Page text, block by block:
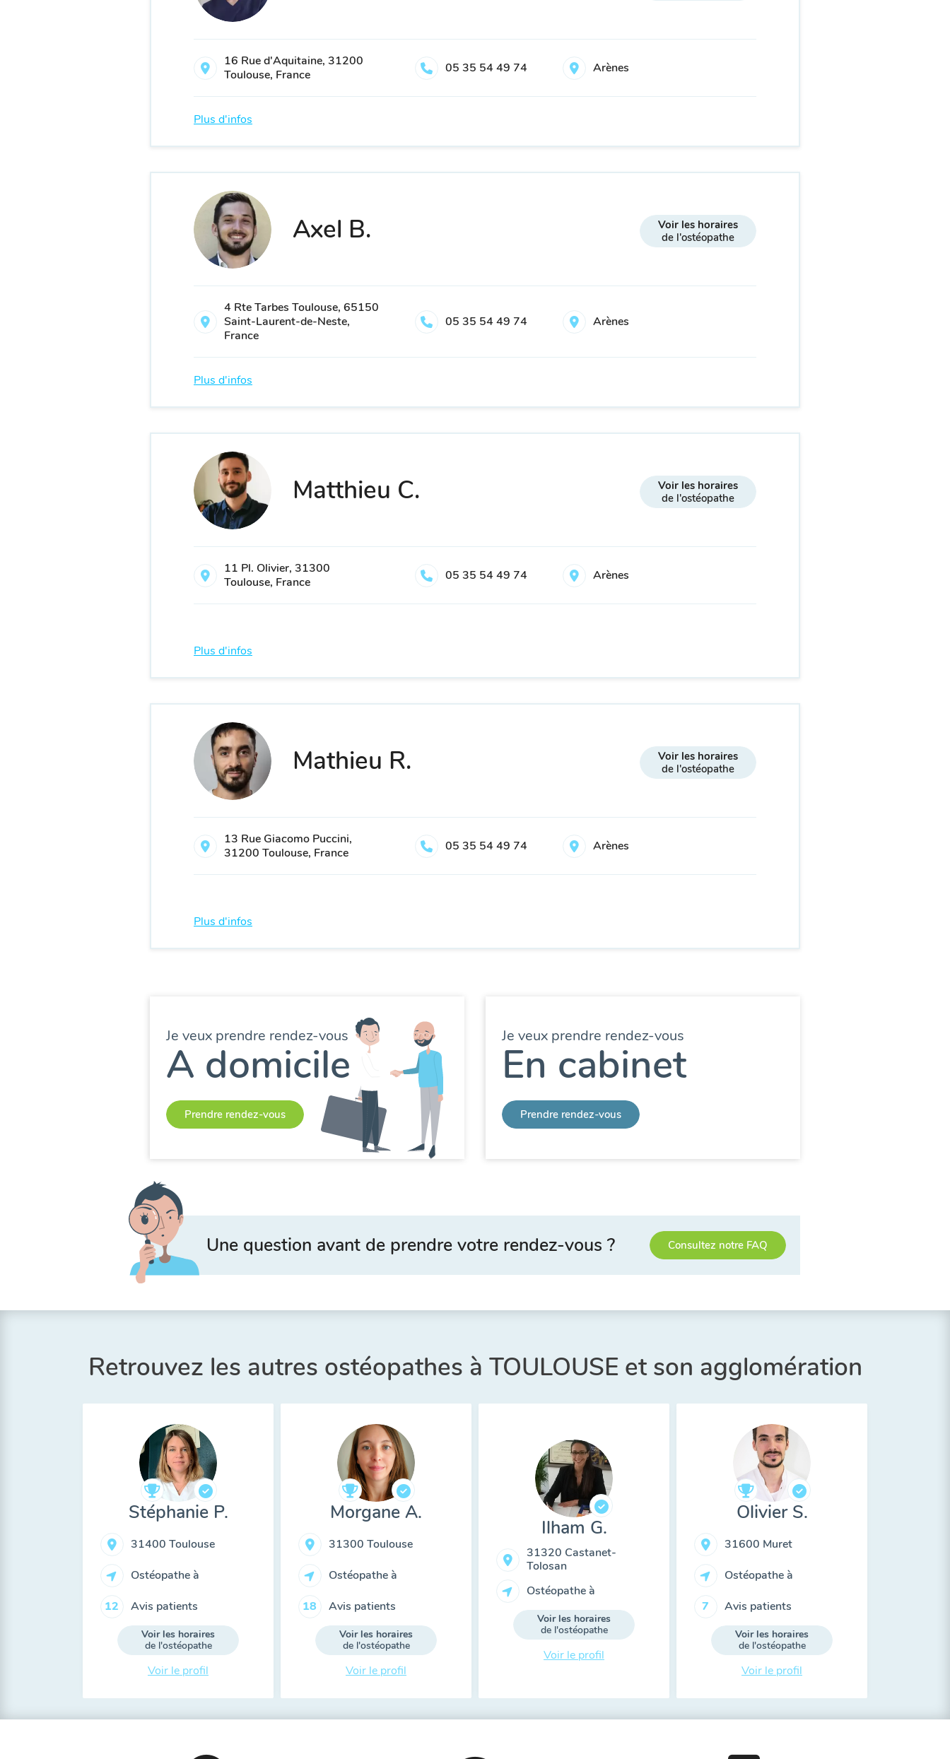
16 Rue d'Aquitaine, 31200
Toulouse, France
05 35 54 49 74 Arènes
Plus d'infos
Axel B.
Voir les horaires
de l'ostéopathe
4 Rte Tarbes Toulouse, 65150
Saint-Laurent-de-Neste,
France
05 35 54 49 74 Arènes
Plus d'infos
Matthieu C.
Voir les horaires
de l'ostéopathe
11 Pl. Olivier, 31300
Toulouse, France
05 35 54 49 74 Arènes
Plus d'infos
Mathieu R.
Voir les horaires
de l'ostéopathe
13 Rue Giacomo Puccini,
31200 Toulouse, France
05 35 54 49 74 Arènes
Plus d'infos
Je veux prendre rendez-vous
A domicile
Prendre rendez-vous
Je veux prendre rendez-vous
En cabinet
Prendre rendez-vous
Une question avant de prendre votre rendez-vous ? Consultez notre FAQ
Retrouvez les autres ostéopathes à TOULOUSE et son agglomération
Stéphanie P.
31400 Toulouse
Ostéopathe à
12 Avis patients
Voir les horaires
de l'ostéopathe
Voir le profil
Morgane A.
31300 Toulouse
Ostéopathe à
18 Avis patients
Voir les horaires
de l'ostéopathe
Voir le profil
Ilham G.
31320 Castanet-
Tolosan
Ostéopathe à
Voir les horaires
de l'ostéopathe
Voir le profil
Olivier S.
31600 Muret
Ostéopathe à
7 Avis patients
Voir les horaires
de l'ostéopathe
Voir le profil